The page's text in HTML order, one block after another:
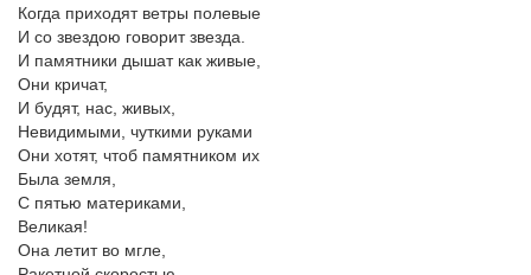
Когда приходят ветры полевые
И со звездою говорит звезда.
И памятники дышат как живые,
Они кричат,
И будят, нас, живых,
Невидимыми, чуткими руками
Они хотят, чтоб памятником их
Была земля,
С пятью материками,
Великая!
Она летит во мгле,